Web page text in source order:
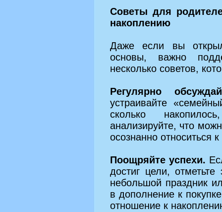
Советы для
накоплению
Даже если вы
основы, важно
несколько советов,
Регулярно
устраивайте
сколько
анализируйте, что
осознанно относиться
Поощряйте успехи.
достиг цели,
небольшой праздник
в дополнение к
отношение к